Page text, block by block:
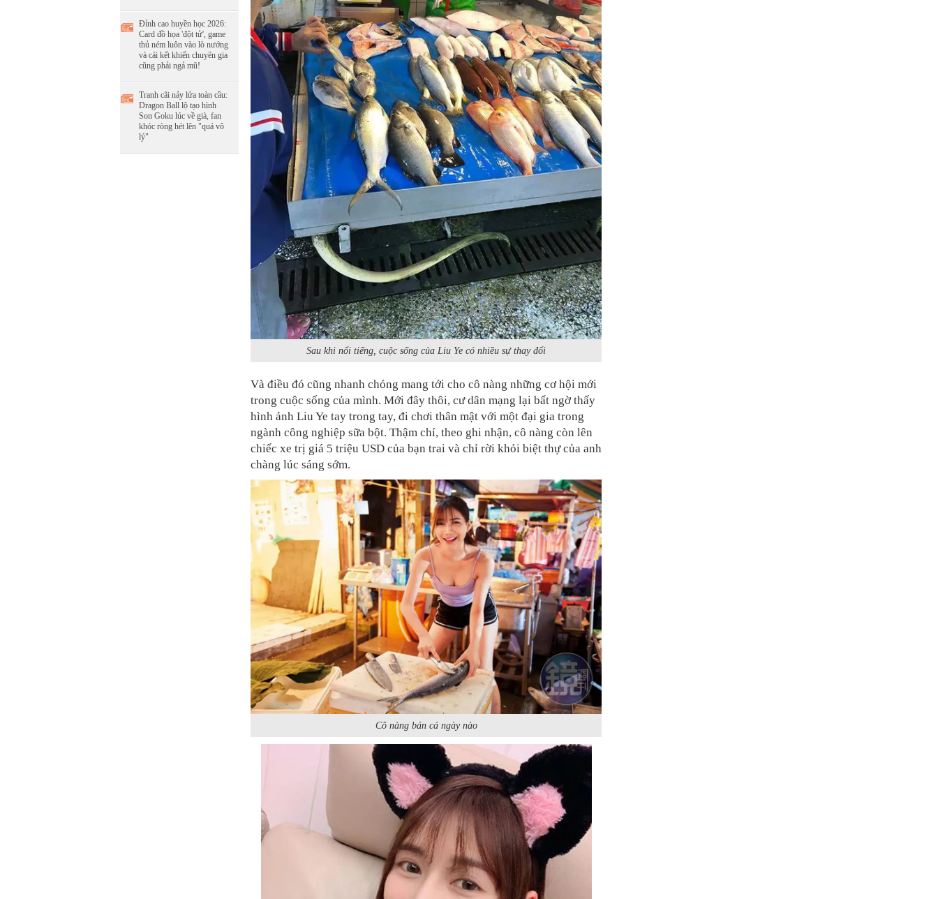
Đỉnh cao huyền học 2026:
Card đồ họa 'đột tử', game
thủ ném luôn vào lò nướng
và cái kết khiến chuyên gia
cũng phải ngả mũ!
Tranh cãi nảy lửa toàn cầu:
Dragon Ball lộ tạo hình
Son Goku lúc về già, fan
khóc ròng hét lên "quá vô
lý"
Sau khi nổi tiếng, cuộc sống của Liu Ye có nhiều sự thay đổi
Và điều đó cũng nhanh chóng mang tới cho cô nàng những cơ hội mới
trong cuộc sống của mình. Mới đây thôi, cư dân mạng lại bất ngờ thấy
hình ảnh Liu Ye tay trong tay, đi chơi thân mật với một đại gia trong
ngành công nghiệp sữa bột. Thậm chí, theo ghi nhận, cô nàng còn lên
chiếc xe trị giá 5 triệu USD của bạn trai và chỉ rời khỏi biệt thự của anh
chàng lúc sáng sớm.
Cô nàng bán cá ngày nào